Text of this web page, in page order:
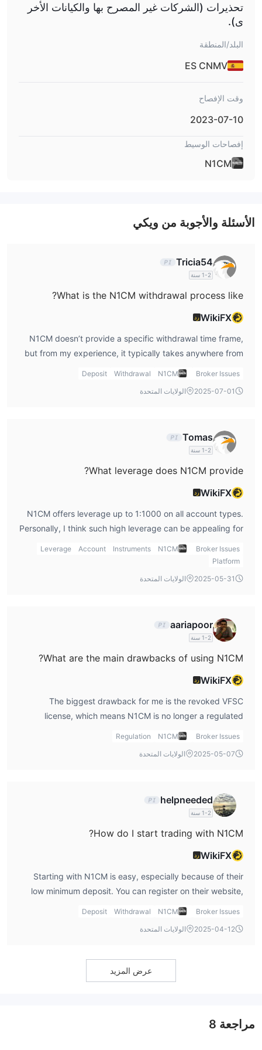
الحسابات، ولكن الرافعة المالية القصوى تنخفض تدريجيًا مع زيادة حصة
الحساب. اختيار الرافعة مرتبط مباشرة بحصة الحساب؛ كلما زادت الحصة،
على الرغم من أن الرافعة المالية العالية يمكن أن تكبّر العوائد، إلا أنها تزيد
أيضًا من المخاطر، ويحتاج المتداولون إلى اختيار نسبة رافعة مالية معقولة
الرسوم
N1CM تدعم استخدام منصتي MT4 و MT5.
الإيداع والسحب
PaymentAsia، STICPAY، Coinbase، Tasapay،
B2BinPay
.
تحذيرات (الشركات غير المصرح بها والكيانات الأخر
ى).
البلد/المنطقة
ES CNMV
وقت الإفصاح
2023-07-10
إفصاحات الوسيط
N1CM
الأسئلة والأجوبة من ويكي
Tricia54
1-2 سنة
What is the N1CM withdrawal process like?
WikiFXرد
N1CM doesn’t provide a specific withdrawal time frame,
but from my experience, it typically takes anywhere from
a few hours to a couple of days, depending on the
Money can speed things up, but if you’re using a less
accurate information on withdrawal times.
Broker Issues
N1CM
Withdrawal
Deposit
2025-07-01
الولايات المتحدة
Tomas
1-2 سنة
What leverage does N1CM provide?
WikiFXرد
N1CM offers leverage up to 1:1000 on all account types.
Personally, I think such high leverage can be appealing for
traders who want more exposure with less capital.
However, it’s important to note that high leverage also
means higher risk, so I would always recommend using
Broker Issues
N1CM
Instruments
Account
Leverage
Platform
2025-05-31
الولايات المتحدة
aariapoor
1-2 سنة
What are the main drawbacks of using N1CM?
WikiFXرد
The biggest drawback for me is the revoked VFSC
license, which means N1CM is no longer a regulated
broker. This makes me hesitant to trust the platform for
commission fees on certain accounts can limit accessibility
Broker Issues
N1CM
Regulation
2025-05-07
الولايات المتحدة
helpneeded
1-2 سنة
How do I start trading with N1CM?
WikiFXرد
Starting with N1CM is easy, especially because of their
low minimum deposit. You can register on their website,
open a demo or live account, and start trading
first to get comfortable with their platform before
you're fully aware of the risks, especially given the lack of
Broker Issues
N1CM
Withdrawal
Deposit
2025-04-12
الولايات المتحدة
عرض المزيد
مراجعة